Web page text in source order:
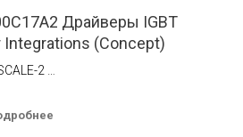
Драйверы IGBT
Integrations (Concept)
2
Установка в коннектор на
плате